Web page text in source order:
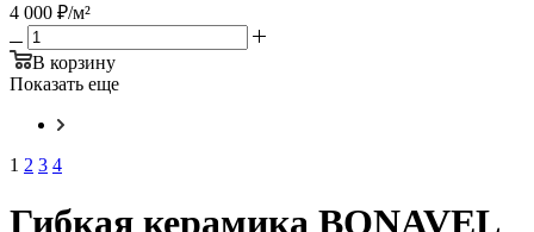
4 000 ₽/м²
В корзину
Показать еще
1 2 3 4
Гибкая керамика BONAVEL